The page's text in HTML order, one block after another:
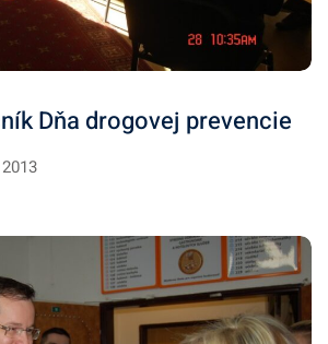
Dňa drogovej prevencie